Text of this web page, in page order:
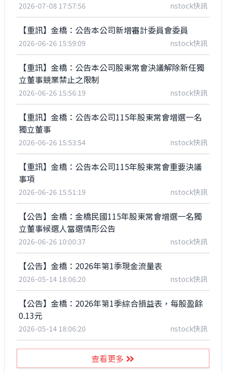
2026-07-08 17:57:56 nstock快訊
【重訊】金橋：公告本公司新增審計委員會委員
2026-06-26 15:59:09 nstock快訊
【重訊】金橋：公告本公司股東常會決議解除新任獨
立董事競業禁止之限制
2026-06-26 15:56:19 nstock快訊
【重訊】金橋：公告本公司115年股東常會增選一名
獨立董事
2026-06-26 15:53:54 nstock快訊
【重訊】金橋：公告本公司115年股東常會重要決議
事項
2026-06-26 15:51:19 nstock快訊
【公告】金橋：金橋民國115年股東常會增選一名獨
立董事候選人當選情形公告
2026-06-26 10:00:37 nstock快訊
【公告】金橋：2026年第1季現金流量表
2026-05-14 18:06:20 nstock快訊
【公告】金橋：2026年第1季綜合損益表，每股盈餘
0.13元
2026-05-14 18:06:20 nstock快訊
查看更多